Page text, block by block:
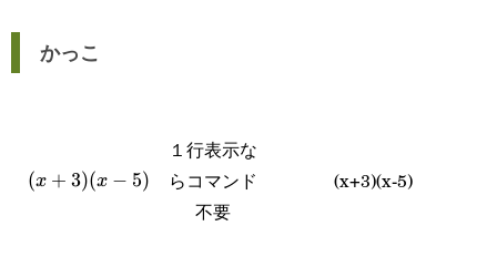
かっこ
(x+3)
(x + 3)(x − 5)
１行表示な
らコマンド
不要
(x+3)(x-5)